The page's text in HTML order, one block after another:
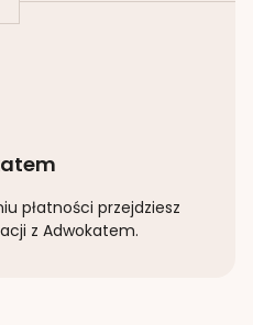
płatności przejdziesz
z Adwokatem.